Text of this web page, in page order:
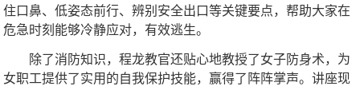
住口鼻、低姿态前行、辨别安全出口等关键要点，帮助大家在
危急时刻能够冷静应对，有效逃生。
除了消防知识，程龙教官还贴心地教授了女子防身术，为
女职工提供了实用的自我保护技能，赢得了阵阵掌声。讲座现